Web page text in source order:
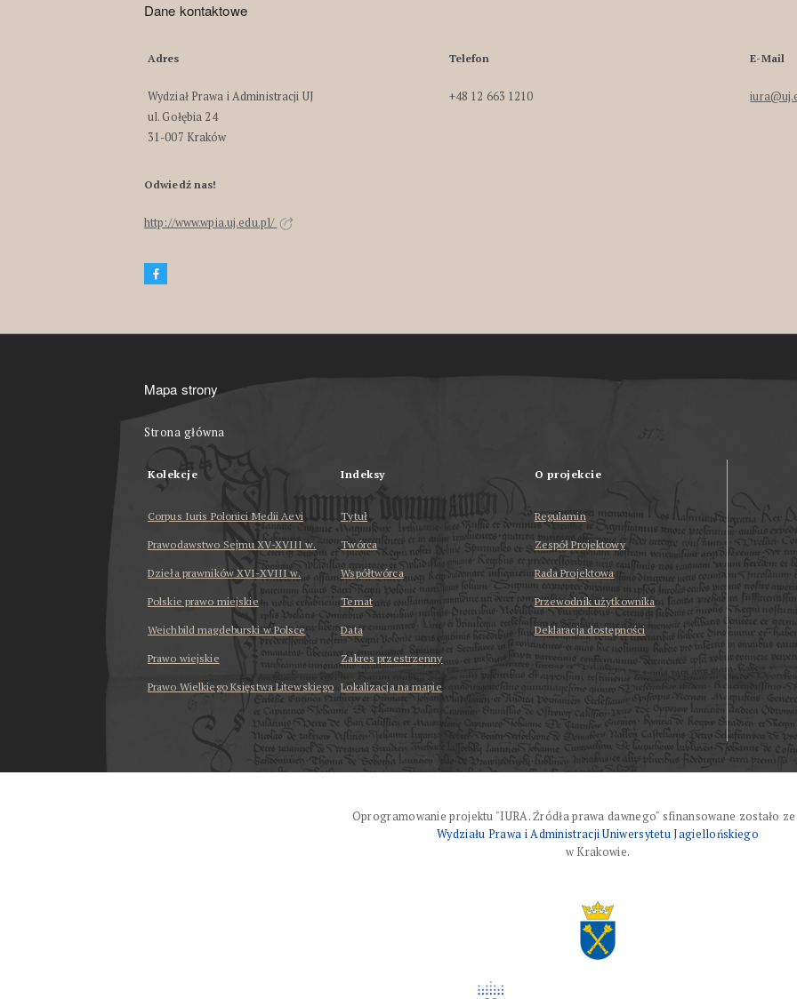
Dane kontaktowe
Adres
Wydział Prawa i Administracji UJ
ul. Gołębia 24
31-007 Kraków
Telefon
+48 12 663 1210
E-Mail
Odwiedź nas!
http://www.wpia.uj.edu.pl/
Mapa strony
Strona główna
Kolekcje
Corpus Iuris Polonici Medii Aevi
Prawodawstwo Sejmu XV-XVIII w.
Dzieła prawników XVI-XVIII w.
Polskie prawo miejskie
Weichbild magdeburski w Polsce
Prawo wiejskie
Prawo Wielkiego Księstwa Litewskiego
Indeksy
Tytuł
Twórca
Współtwórca
Temat
Data
Zakres przestrzenny
Lokalizacja na mapie
O projekcie
Regulamin
Zespół Projektowy
Rada Projektowa
Przewodnik użytkownika
Deklaracja dostępności
Oprogramowanie projektu "IURA. Źródła prawa dawnego" sfinansowane zostało
Wydziału Prawa i Administracji Uniwersytetu Jagiellońskiego
w Krakowie.